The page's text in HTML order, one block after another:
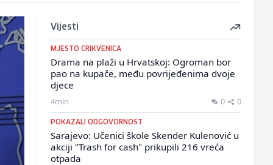
Vijesti
MJESTO CRIKVENICA
Drama na plaži u Hrvatskoj: Ogroman bor
pao na kupače, među povrijeđenima dvoje
djece
4min 0 0
POKAZALI ODGOVORNOST
Sarajevo: Učenici škole Skender Kulenović u
akciji "Trash for cash" prikupili 216 vreća
otpada